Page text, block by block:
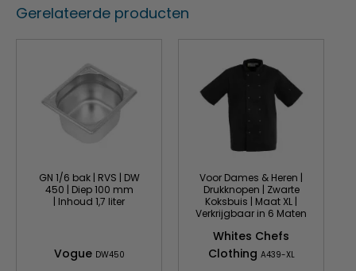
Forced-air koeling voor snel temperatuurherstel
Gerelateerde producten
GN 1/6 bak | RVS | DW
450 | Diep 100 mm
| Inhoud 1,7 liter
Vogue DW450
Voor Dames & Heren |
Drukknopen | Zwarte
Koksbuis | Maat XL |
Verkrijgbaar in 6 Maten
Whites Chefs
Clothing A439-XL